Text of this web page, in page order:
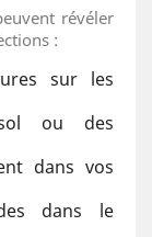
révéler
:
sur les
ou des
dans vos
dans le